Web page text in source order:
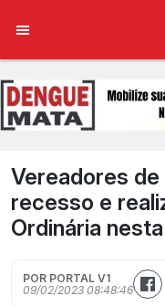
Vereadores
recesso e
Ordinária
POR PORTAL V1
09/02/2023 08:48:46